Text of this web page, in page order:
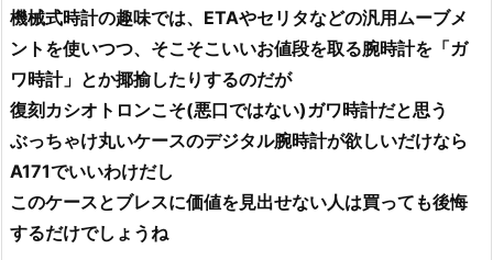
機械式時計の趣味では、ETAやセリタなどの汎用ムーブメ
ントを使いつつ、そこそこいいお値段を取る腕時計を「ガ
ワ時計」とか揶揄したりするのだが
復刻カシオトロンこそ(悪口ではない)ガワ時計だと思う
ぶっちゃけ丸いケースのデジタル腕時計が欲しいだけなら
A171でいいわけだし
このケースとブレスに価値を見出せない人は買っても後悔
するだけでしょうね